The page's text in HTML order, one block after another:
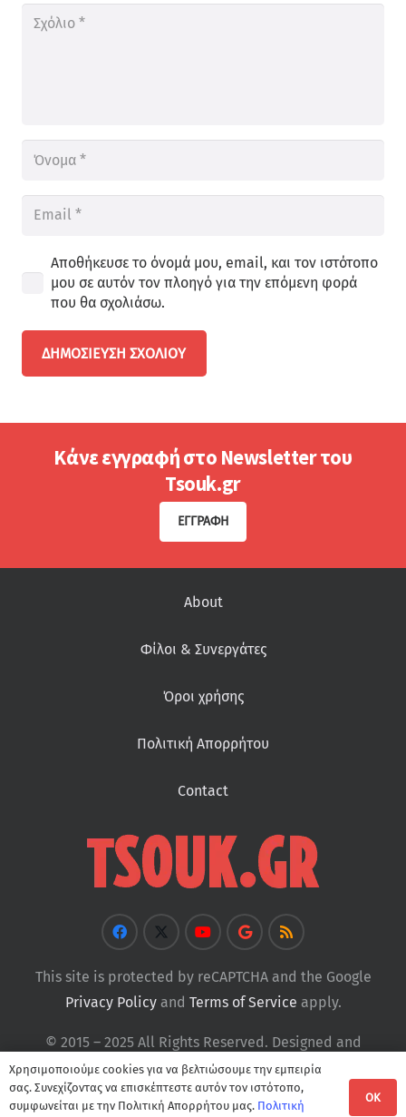
Αποθήκευσε το όνομά μου, email, και τον ιστότοπο
μου σε αυτόν τον πλοηγό για την επόμενη φορά
που θα σχολιάσω.
ΔΗΜΟΣΊΕΥΣΗ ΣΧΟΛΊΟΥ
Κάνε εγγραφή στο Newsletter του
Tsouk.gr
ΕΓΓΡΑΦΉ
About
Φίλοι & Συνεργάτες
Όροι χρήσης
Πολιτική Απορρήτου
Contact
This site is protected by reCAPTCHA and the Google
Privacy Policyand Terms of Service apply.
© 2015 – 2025 All Rights Reserved. Designed and
Developed byTsouk
Χρησιμοποιούμε cookies για να βελτιώσουμε την εμπειρία
σας. Συνεχίζοντας να επισκέπτεστε αυτόν τον ιστότοπο,
συμφωνείται με την Πολιτική Απορρήτου μας. Πολιτική
OK